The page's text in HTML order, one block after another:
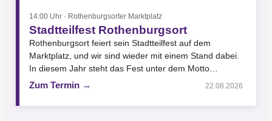
14:00 Uhr · Rothenburgsorter Marktplatz
Stadtteilfest Rothenburgsort
Rothenburgsort feiert sein Stadtteilfest auf dem
Marktplatz, und wir sind wieder mit einem Stand dabei.
In diesem Jahr steht das Fest unter dem Motto…
Zum Termin →
22.08.2026